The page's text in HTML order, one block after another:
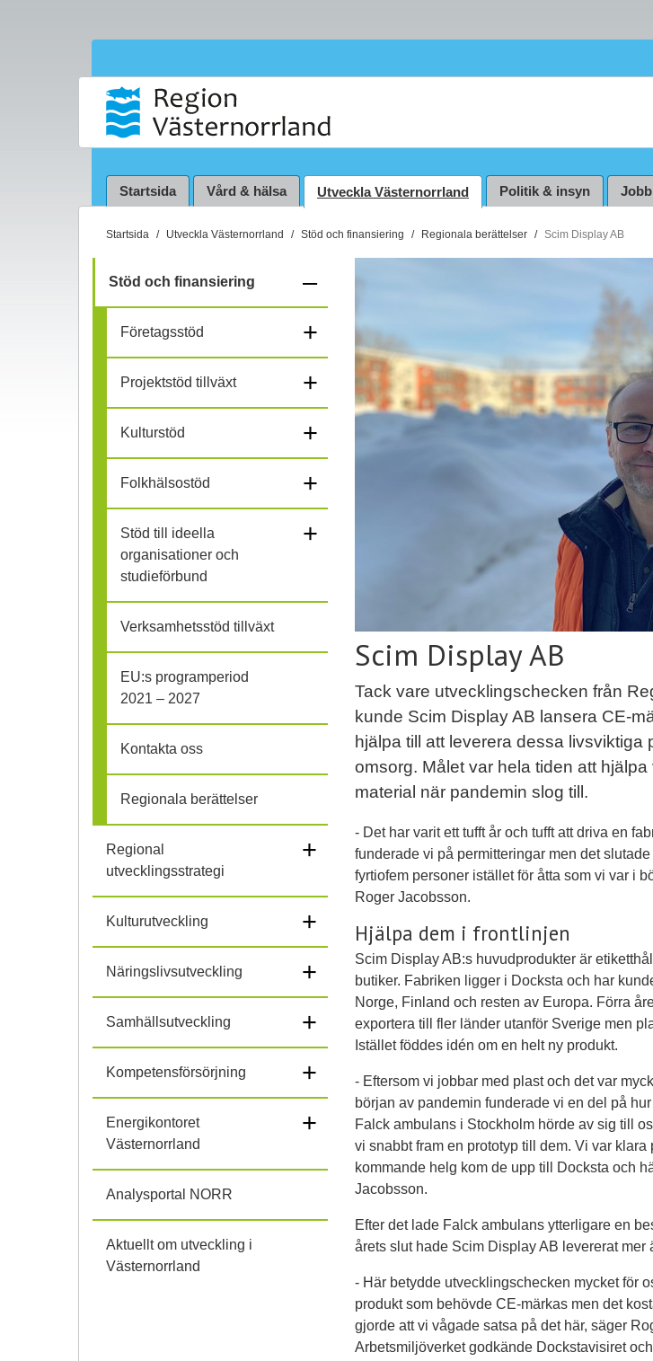
Startsida Vård & hälsa Utveckla Västernorrland Politik & insyn
D
ä
r
r
Startsida Utveckla Västernorrland Stöd och finansiering Regionala berättelser Scim Display AB
Stöd och finansiering
–
f
ä
l
l
i
h
Företagsstöd +
Projektstöd tillväxt +
Kulturstöd +
Folkhälsostöd +
Stöd till ideella
organisationer och
studieförbund
+
Verksamhetsstöd tillväxt
EU:s programperiod
2021 – 2027
Kontakta oss
Regionala berättelser
Regional
utvecklingsstrategi
+
Kulturutveckling +
Näringslivsutveckling +
Samhällsutveckling +
Kompetensförsörjning +
Energikontoret
Västernorrland
+
Analysportal NORR
Aktuellt om utveckling i
Västernorrland
Scim Display AB
Tack vare utvecklingschecken från
kunde Scim Display AB lansera CE-
hjälpa till att leverera dessa livsviktiga
omsorg. Målet var hela tiden att
material när pandemin slog till.
- Det har varit ett tufft år och tufft att driva en
funderade vi på permitteringar men det
fyrtiofem personer istället för åtta som vi var i
Roger Jacobsson.
Hjälpa dem i frontlinjen
Scim Display AB:s huvudprodukter är
butiker. Fabriken ligger i Docksta och har
Norge, Finland och resten av Europa. Förra
exportera till fler länder utanför Sverige men
Istället föddes idén om en helt ny produkt.
- Eftersom vi jobbar med plast och det var
början av pandemin funderade vi en del på
Falck ambulans i Stockholm hörde av sig till
vi snabbt fram en prototyp till dem. Vi var klara
kommande helg kom de upp till Docksta och
Jacobsson.
Efter det lade Falck ambulans ytterligare en
årets slut hade Scim Display AB levererat mer
- Här betydde utvecklingschecken mycket för
produkt som behövde CE-märkas men det
gjorde att vi vågade satsa på det här, säger
Arbetsmiljöverket godkände Dockstavisiret